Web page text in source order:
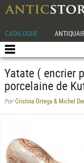
CATALOGUE
Yatate ( encrier
porcelaine de
ParCristina Ortega & Michel